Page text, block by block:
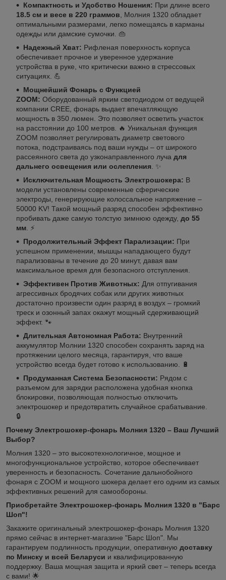
Компактность и Удобство Ношения: При длине всего
18.5 см и весе в 220 граммов , Молния 1320 обладает
оптимальными размерами, легко помещаясь в карманы
одежды или дамские сумочки. 👜
Надежный Хват: Рифленая поверхность корпуса
обеспечивает прочное и уверенное удержание
устройства в руке, что критически важно в стрессовых
ситуациях. 💪
Мощнейший Фонарь с Функцией
ZOOM: Оборудованный ярким светодиодом от ведущей
компании CREE, фонарь выдает впечатляющую
мощность в 350 люмен. Это позволяет осветить участок
на расстоянии до 100 метров. 🔥 Уникальная функция
ZOOM позволяет регулировать диаметр светового
потока, подстраиваясь под ваши нужды – от широкого
рассеянного света до узконаправленного луча для
дальнего освещения или ослепления . ✨
Исключительная Мощность Электрошокера: В
модели установлены современные сферические
электроды, генерирующие колоссальное напряжение –
50000 KV! Такой мощный разряд способен эффективно
пробивать даже самую толстую зимнюю одежду, до 55
мм . ⚡
Продолжительный Эффект Парализации: При
успешном применении, мышцы нападающего будут
парализованы в течение до 20 минут, давая вам
максимальное время для безопасного отступления.
Эффективен Против Животных: Для отпугивания
агрессивных бродячих собак или других животных
достаточно произвести один разряд в воздух – громкий
треск и озонный запах окажут мощный сдерживающий
эффект. 🐾
Длительная Автономная Работа: Внутренний
аккумулятор Молнии 1320 способен сохранять заряд на
протяжении целого месяца, гарантируя, что ваше
устройство всегда будет готово к использованию. 🔋
Продуманная Система Безопасности: Рядом с
разъемом для зарядки расположена удобная кнопка
блокировки, позволяющая полностью отключить
электрошокер и предотвратить случайное срабатывание.
🔒
Почему Электрошокер-фонарь Молния 1320 – Ваш Лучший
Выбор?
Молния 1320 – это высокотехнологичное, мощное и
многофункциональное устройство, которое обеспечивает
уверенность и безопасность. Сочетание дальнобойного
фонаря с ZOOM и мощного шокера делает его одним из самых
эффективных решений для самообороны.
Приобретайте Электрошокер-фонарь Молния 1320 в "Барс
Шоп"!
Закажите оригинальный электрошокер-фонарь Молния 1320
прямо сейчас в интернет-магазине "Барс Шоп". Мы
гарантируем подлинность продукции, оперативную доставку
по Минску и всей Беларуси и квалифицированную
поддержку. Ваша мощная защита и яркий свет – теперь всегда
с вами! 🌟